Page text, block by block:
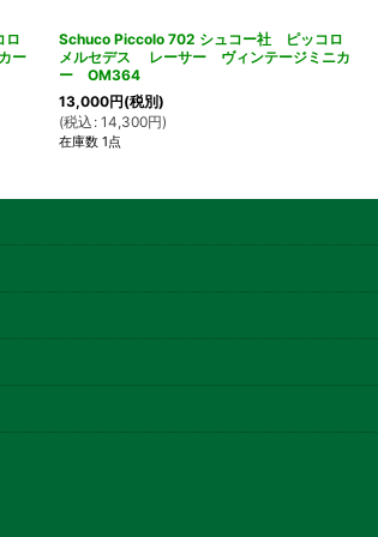
ロ
ー
Schuco Piccolo 702 シュコー社 ピッコロ
メルセデス レーサー ヴィンテージミニカ
ー OM364
13,000円(税別)
(税込 : 14,300円)
在庫数 1点